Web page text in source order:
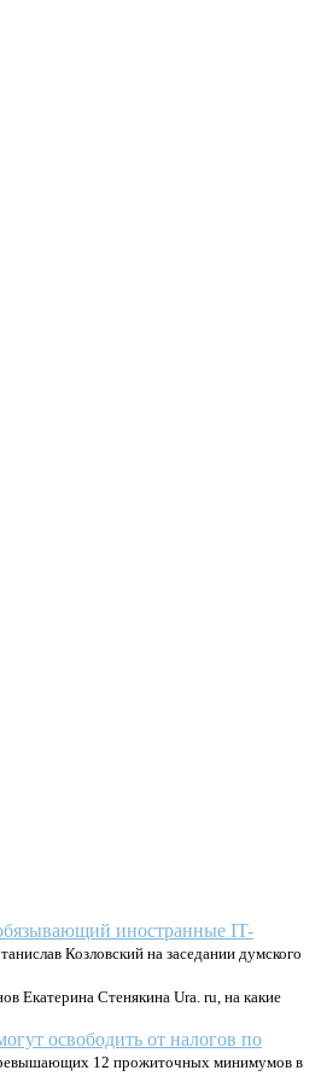
иностранные IT-
Козловский на заседании думского
Екатерина Стенякина Ura. ru, на какие
освободить от налогов по
12 прожиточных минимумов в